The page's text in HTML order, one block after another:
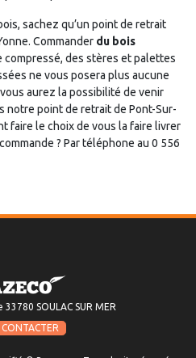
sachez qu’un point de retrait
Commander du bois
compressé, des stères et palettes
ne vous posera plus aucune
aurez la possibilité de venir
notre point de retrait de Pont-Sur-
faire le choix de vous la faire livrer
? Par téléphone au 0 556
SOULAC SUR MER
CONTACTER